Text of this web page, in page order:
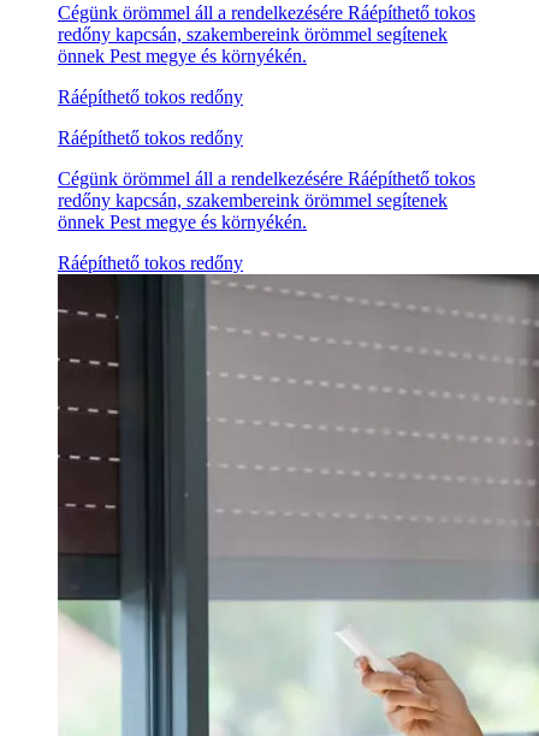
Cégünk örömmel áll a rendelkezésére Ráépíthető tokos
redőny kapcsán, szakembereink örömmel segítenek
önnek Pest megye és környékén.
Ráépíthető tokos redőny
Ráépíthető tokos redőny
Cégünk örömmel áll a rendelkezésére Ráépíthető tokos
redőny kapcsán, szakembereink örömmel segítenek
önnek Pest megye és környékén.
Ráépíthető tokos redőny